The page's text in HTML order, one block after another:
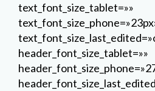
text_font_size_tablet=»»
header_font_size_tablet=»»